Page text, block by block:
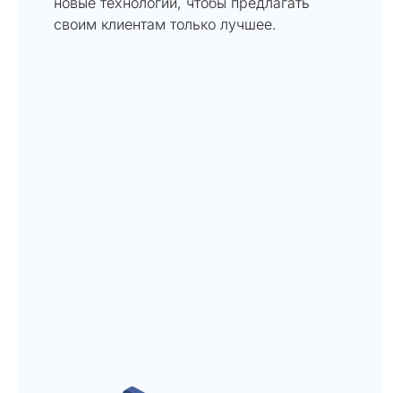
своим клиентам только лучшее.